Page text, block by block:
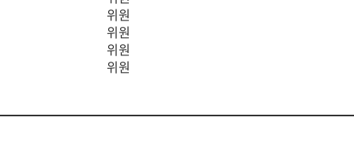
위원
위원
위원
위원